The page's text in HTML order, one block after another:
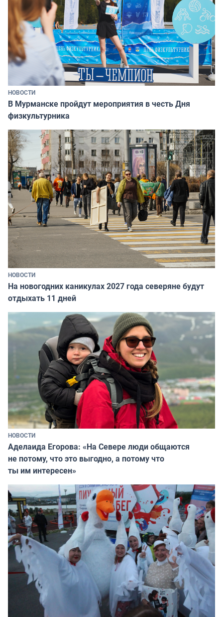
НОВОСТИ
В Мурманске пройдут мероприятия в честь Дня
физкультурника
НОВОСТИ
На новогодних каникулах 2027 года северяне будут
отдыхать 11 дней
НОВОСТИ
Аделаида Егорова: «На Севере люди общаются
не потому, что это выгодно, а потому что
ты им интересен»